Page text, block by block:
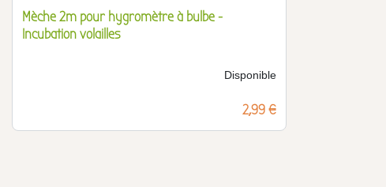
Mèche 2m pour hygromètre à bulbe -
Incubation volailles
Disponible
Prix
2,99 €